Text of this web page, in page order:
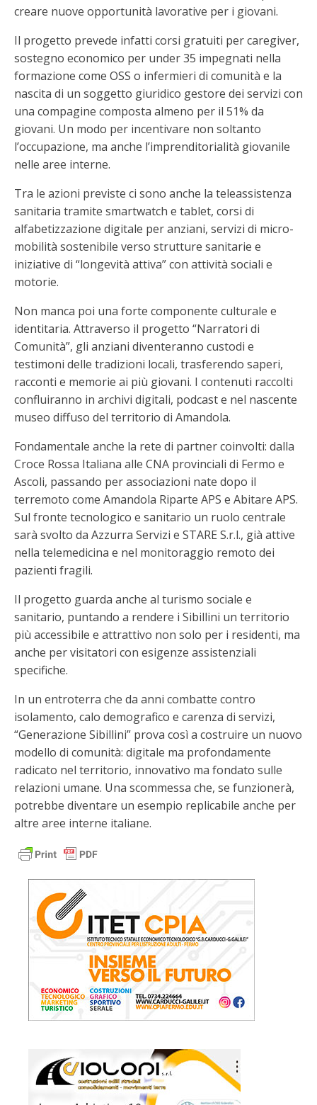
creare nuove opportunità lavorative per i giovani.
Il progetto prevede infatti corsi gratuiti per caregiver,
sostegno economico per under 35 impegnati nella
formazione come OSS o infermieri di comunità e la
nascita di un soggetto giuridico gestore dei servizi con
una compagine composta almeno per il 51% da
giovani. Un modo per incentivare non soltanto
l’occupazione, ma anche l’imprenditorialità giovanile
nelle aree interne.
Tra le azioni previste ci sono anche la teleassistenza
sanitaria tramite smartwatch e tablet, corsi di
alfabetizzazione digitale per anziani, servizi di micro-
mobilità sostenibile verso strutture sanitarie e
iniziative di “longevità attiva” con attività sociali e
motorie.
Non manca poi una forte componente culturale e
identitaria. Attraverso il progetto “Narratori di
Comunità”, gli anziani diventeranno custodi e
testimoni delle tradizioni locali, trasferendo saperi,
racconti e memorie ai più giovani. I contenuti raccolti
confluiranno in archivi digitali, podcast e nel nascente
museo diffuso del territorio di Amandola.
Fondamentale anche la rete di partner coinvolti: dalla
Croce Rossa Italiana alle CNA provinciali di Fermo e
Ascoli, passando per associazioni nate dopo il
terremoto come Amandola Riparte APS e Abitare APS.
Sul fronte tecnologico e sanitario un ruolo centrale
sarà svolto da Azzurra Servizi e STARE S.r.l., già attive
nella telemedicina e nel monitoraggio remoto dei
pazienti fragili.
Il progetto guarda anche al turismo sociale e
sanitario, puntando a rendere i Sibillini un territorio
più accessibile e attrattivo non solo per i residenti, ma
anche per visitatori con esigenze assistenziali
specifiche.
In un entroterra che da anni combatte contro
isolamento, calo demografico e carenza di servizi,
“Generazione Sibillini” prova così a costruire un nuovo
modello di comunità: digitale ma profondamente
radicato nel territorio, innovativo ma fondato sulle
relazioni umane. Una scommessa che, se funzionerà,
potrebbe diventare un esempio replicabile anche per
altre aree interne italiane.